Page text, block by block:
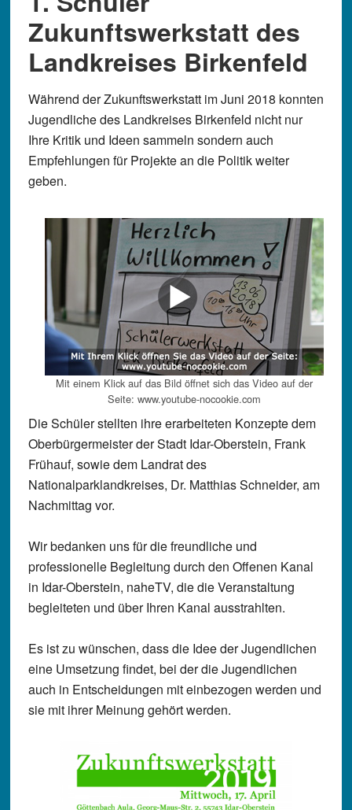
Zukunftswerkstatt des
Landkreises Birkenfeld
Während der Zukunftswerkstatt im Juni 2018 konnten
Jugendliche des Landkreises Birkenfeld nicht nur
Ihre Kritik und Ideen sammeln sondern auch
Empfehlungen für Projekte an die Politik weiter
geben.
Mit einem Klick auf das Bild öffnet sich das Video auf der
Seite: www.youtube-nocookie.com
Die Schüler stellten ihre erarbeiteten Konzepte dem
Oberbürgermeister der Stadt Idar-Oberstein, Frank
Frühauf, sowie dem Landrat des
Nationalparklandkreises, Dr. Matthias Schneider, am
Nachmittag vor.
Wir bedanken uns für die freundliche und
professionelle Begleitung durch den Offenen Kanal
in Idar-Oberstein, naheTV, die die Veranstaltung
begleiteten und über Ihren Kanal ausstrahlten.
Es ist zu wünschen, dass die Idee der Jugendlichen
eine Umsetzung findet, bei der die Jugendlichen
auch in Entscheidungen mit einbezogen werden und
sie mit ihrer Meinung gehört werden.